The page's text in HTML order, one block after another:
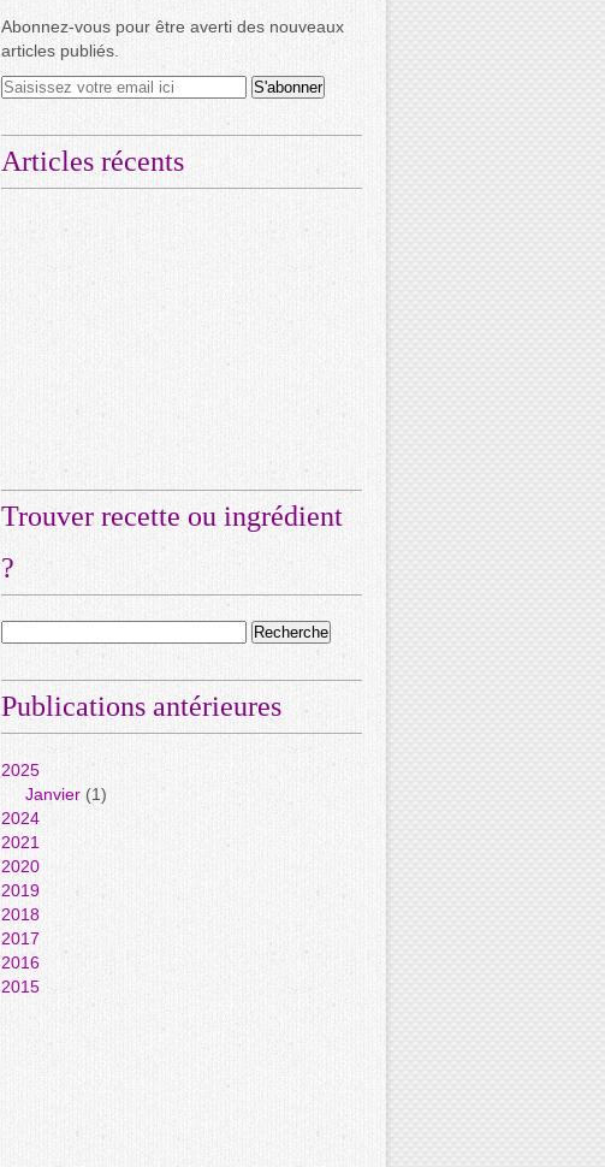
Abonnez-vous pour être averti des nouveaux
articles publiés.
Articles récents
Trouver recette ou ingrédient
?
Publications antérieures
2025
Janvier (1)
2024
2021
2020
2019
2018
2017
2016
2015